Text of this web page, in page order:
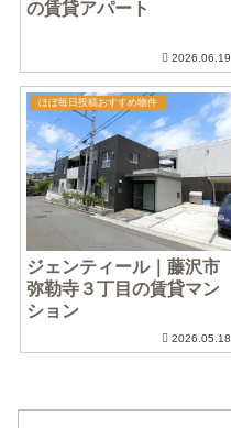
の賃貸アパート
2026.06.19
ほぼ毎日投稿おすすめ物件
ジェンティール｜藤沢市
弥勒寺３丁目の賃貸マン
ション
2026.05.18